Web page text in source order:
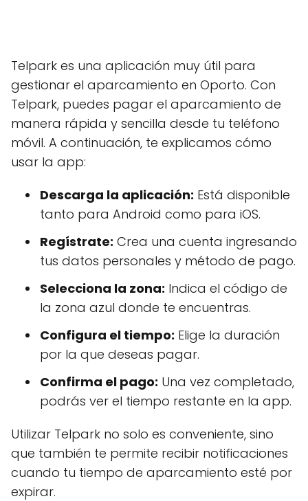
Telpark es una aplicación muy útil para
gestionar el aparcamiento en Oporto. Con
Telpark, puedes pagar el aparcamiento de
manera rápida y sencilla desde tu teléfono
móvil. A continuación, te explicamos cómo
usar la app:
Descarga la aplicación: Está disponible
tanto para Android como para iOS.
Regístrate: Crea una cuenta ingresando
tus datos personales y método de pago.
Selecciona la zona: Indica el código de
la zona azul donde te encuentras.
Configura el tiempo: Elige la duración
por la que deseas pagar.
Confirma el pago: Una vez completado,
podrás ver el tiempo restante en la app.
Utilizar Telpark no solo es conveniente, sino
que también te permite recibir notificaciones
cuando tu tiempo de aparcamiento esté por
expirar.